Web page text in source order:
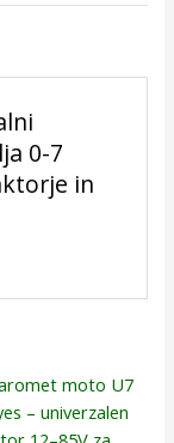
0-7
in